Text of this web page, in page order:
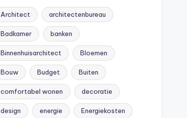
Architect architectenbureau
Badkamer banken
Binnenhuisarchitect Bloemen
Bouw Budget Buiten
comfortabel wonen decoratie
design energie Energiekosten